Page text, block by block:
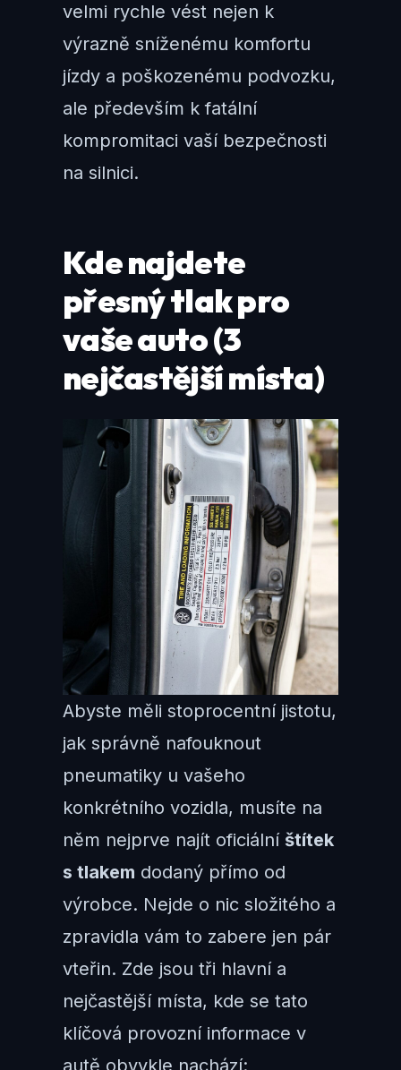
velmi rychle vést nejen k
výrazně sníženému komfortu
jízdy a poškozenému podvozku,
ale především k fatální
kompromitaci vaší bezpečnosti
na silnici.
Kde najdete
přesný tlak pro
vaše auto (3
nejčastější místa)
Abyste měli stoprocentní jistotu,
jak správně nafouknout
pneumatiky u vašeho
konkrétního vozidla, musíte na
něm nejprve najít oficiální štítek
s tlakem dodaný přímo od
výrobce. Nejde o nic složitého a
zpravidla vám to zabere jen pár
vteřin. Zde jsou tři hlavní a
nejčastější místa, kde se tato
klíčová provozní informace v
autě obvykle nachází: